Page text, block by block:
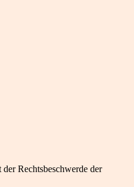
Rechtsbeschwerde der